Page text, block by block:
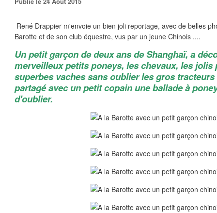
René Drappier m'envoie un bien joli reportage, avec de belles
Barotte et de son club équestre, vus par un jeune Chinois ....
Un petit garçon de deux ans de Shanghaï, a
merveilleux petits poneys, les chevaux, les jolis
superbes vaches sans oublier les gros
partagé avec un petit copain une ballade à
d'oublier.